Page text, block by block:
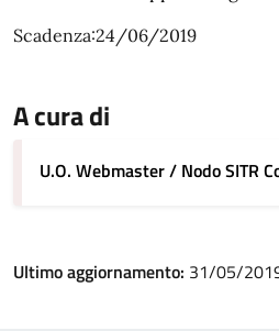
Scadenza:24/06/2019
A cura di
U.O. Webmaster / Nodo SITR
Ultimo aggiornamento: 31/05/